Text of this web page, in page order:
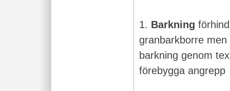
1. Barkning
granbarkborre
barkning genom
förebygga